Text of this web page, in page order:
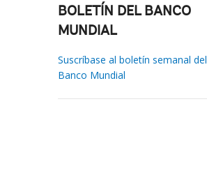
BOLETÍN DEL BANCO
MUNDIAL
Suscríbase al boletín semanal del
Banco Mundial